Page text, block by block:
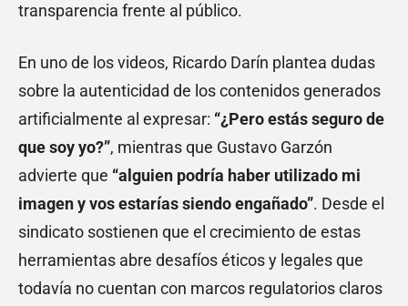
transparencia frente al público.
En uno de los videos, Ricardo Darín plantea dudas
sobre la autenticidad de los contenidos generados
artificialmente al expresar: “¿Pero estás seguro de
que soy yo?”, mientras que Gustavo Garzón
advierte que “alguien podría haber utilizado mi
imagen y vos estarías siendo engañado”. Desde el
sindicato sostienen que el crecimiento de estas
herramientas abre desafíos éticos y legales que
todavía no cuentan con marcos regulatorios claros